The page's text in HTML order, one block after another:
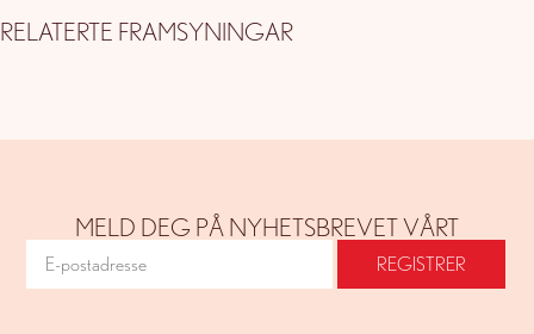
RELATERTE FRAMSYNINGAR
MELD DEG PÅ NYHETSBREVET VÅRT